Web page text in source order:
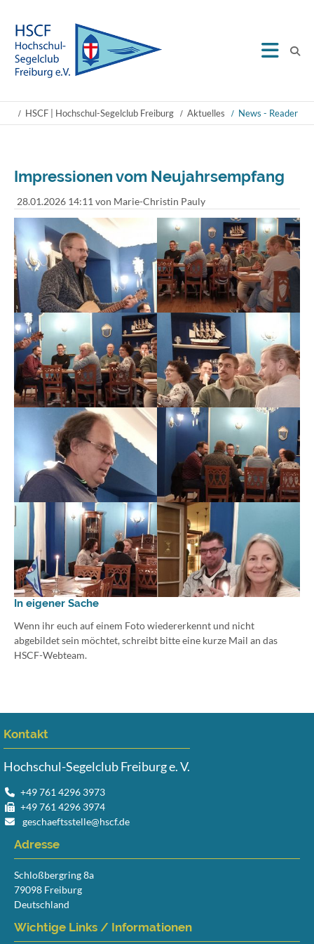
HSCF | Hochschul-Segelclub Freiburg Aktuelles News - Reader
Impressionen vom Neujahrsempfang
28.01.2026 14:11 von Marie-Christin Pauly
In eigener Sache
Wenn ihr euch auf einem Foto wiedererkennt und nicht
abgebildet sein möchtet, schreibt bitte eine kurze Mail an das
HSCF-Webteam.
Kontakt
Hochschul-Segelclub Freiburg e. V.
+49 761 4296 3973
+49 761 4296 3974
geschaeftsstelle@hscf.de
Adresse
Schloßbergring 8a
79098 Freiburg
Deutschland
Wichtige Links / Informationen